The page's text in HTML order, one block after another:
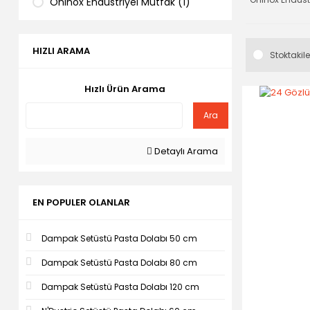
HIZLI ARAMA
Hızlı Ürün Arama
Ara
Detaylı Arama
EN POPULER OLANLAR
Dampak Setüstü Pasta Dolabı 50 cm
Dampak Setüstü Pasta Dolabı 80 cm
Dampak Setüstü Pasta Dolabı 120 cm